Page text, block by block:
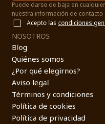
Puede darse de baja en
nuestra información de contacto
Acepto las condiciones
NOSOTROS
Blog
Quiénes somos
¿Por qué elegirnos?
Aviso legal
Términos y condiciones
Política de cookies
Política de privacidad